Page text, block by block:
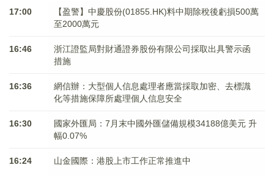
17:00
【盈警】中慶股份(01855.HK)料中期除稅後虧損500萬
至2000萬元
16:46
浙江證監局對財通證券股份有限公司採取出具警示函
措施
16:36
網信辦：大型個人信息處理者應當採取加密、去標識
化等措施保障所處理個人信息安全
16:30
國家外匯局：7月末中國外匯儲備規模34188億美元 升
幅0.07%
16:24 山金國際：港股上市工作正常推進中